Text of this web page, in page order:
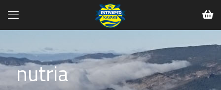
nutria